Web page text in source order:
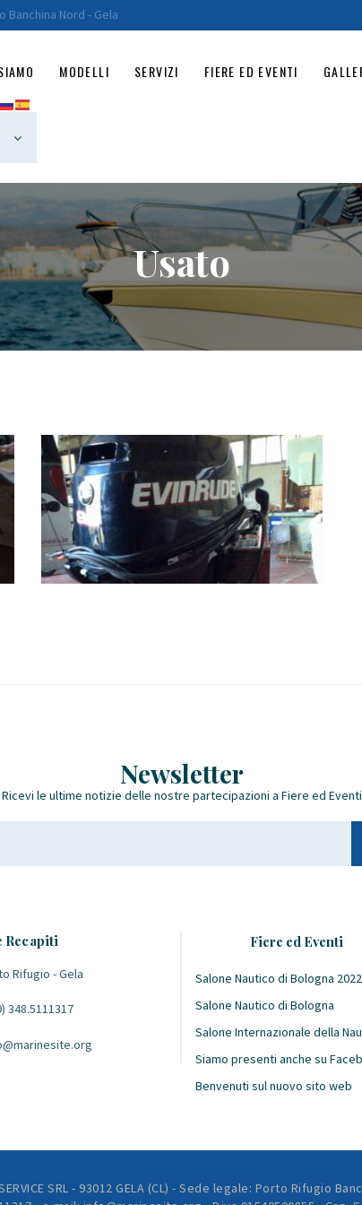
Banchina Nord - Gela
MODELLI SERVIZI FIERE ED EVENTI
Usato
HOME
CHI SIAMO
FIERE ED EVENTI
GALLERY
Newsletter
Ricevi le ultime notizie delle nostre partecipazioni a Fiere ed Eventi
Recapiti
Rifugio - Gela
348.5111317
Fiere ed Eventi
Salone Nautico di Bologna 2022
Salone Nautico di Bologna
Salone Internazionale della
Siamo presenti anche su
Benvenuti sul nuovo sito web
SRL - 93012 GELA (CL) - Sede legale: Porto Rifugio